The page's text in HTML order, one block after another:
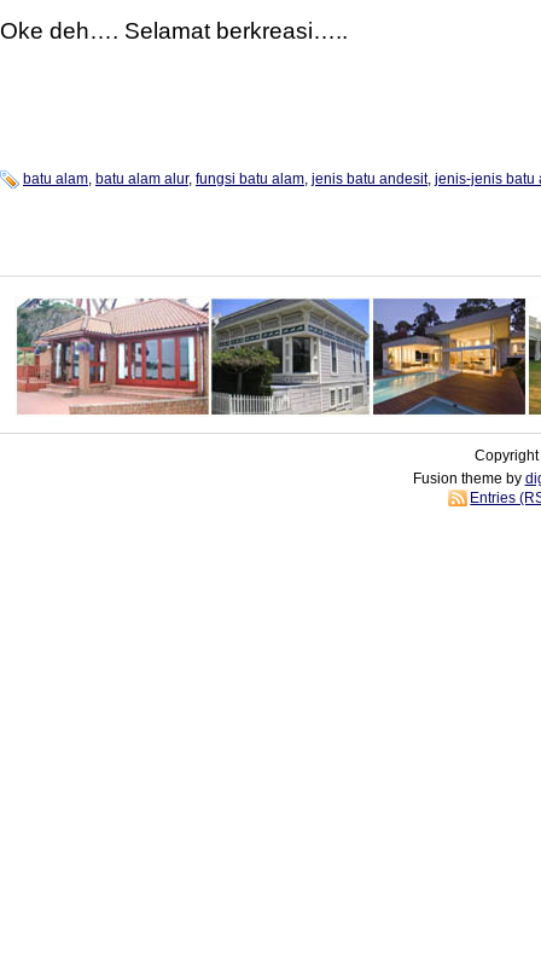
Oke deh…. Selamat berkreasi…..
batu alam, batu alam alur, fungsi batu alam, jenis batu andesit, jenis-jenis batu
Fusion theme by
Entries